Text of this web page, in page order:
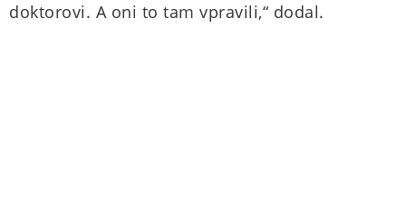
doktorovi. A oni to tam vpravili,“ dodal.